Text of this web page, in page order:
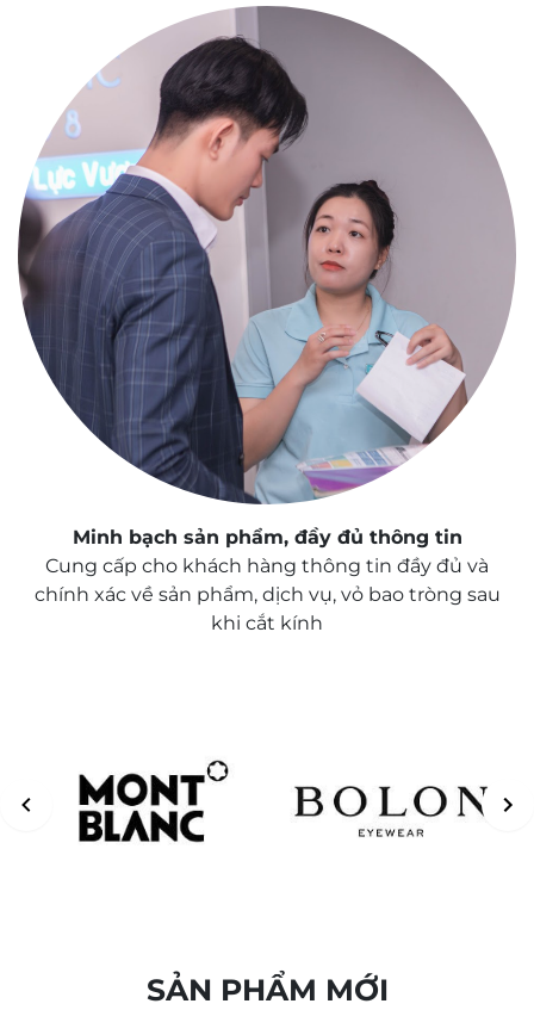
Minh bạch sản phẩm, đầy đủ thông tin
Cung cấp cho khách hàng thông tin đầy đủ và
chính xác về sản phẩm, dịch vụ, vỏ bao tròng sau
khi cắt kính
SẢN PHẨM MỚI